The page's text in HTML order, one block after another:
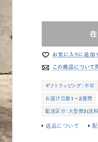
ギフトラッピング：不可
お届け日数1～2週間
配送区分：大型便3(送
返品について